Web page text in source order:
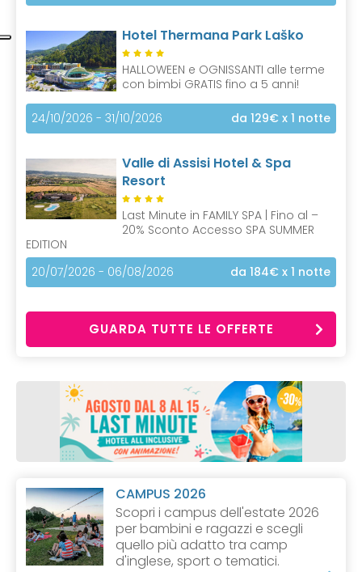
Hotel Thermana Park Laško
HALLOWEEN e OGNISSANTI alle terme
con bimbi GRATIS fino a 5 anni!
24/10/2026 - 31/10/2026 da 129€ x 1 notte
Valle di Assisi Hotel & Spa
Resort
Last Minute in FAMILY SPA | Fino al –
20% Sconto Accesso SPA SUMMER
EDITION
20/07/2026 - 06/08/2026
da 184€ x 1 notte
GUARDA TUTTE LE OFFERTE
CAMPUS 2026
Scopri i campus dell'estate 2026
per bambini e ragazzi e scegli
quello più adatto tra camp
d'inglese, sport o tematici.